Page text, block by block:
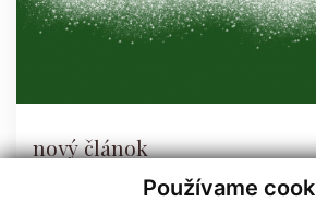
Používame
nový článok